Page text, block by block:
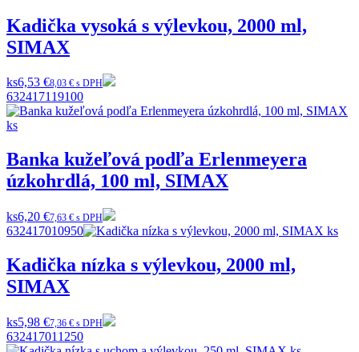
Kadička vysoká s výlevkou, 2000 ml,
SIMAX
ks6,53 €8,03 € s DPH
632417119100
Banka kužeľová podľa Erlenmeyera
úzkohrdlá, 100 ml, SIMAX
ks6,20 €7,63 € s DPH
632417010950
Kadička nízka s výlevkou, 2000 ml,
SIMAX
ks5,98 €7,36 € s DPH
632417011250